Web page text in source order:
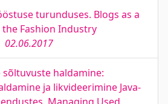
turunduses. Blogs as a
Fashion Industry
02.06.2017
sõltuvuste haldamine:
ja likvideerimine Java-